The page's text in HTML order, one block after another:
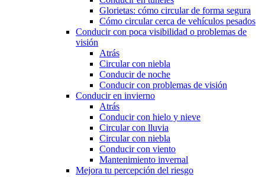
Glorietas: cómo circular de forma segura
Cómo circular cerca de vehículos pesados
Conducir con poca visibilidad o problemas de
visión
Atrás
Circular con niebla
Conducir de noche
Conducir con problemas de visión
Conducir en invierno
Atrás
Conducir con hielo y nieve
Circular con lluvia
Circular con niebla
Conducir con viento
Mantenimiento invernal
Mejora tu percepción del riesgo